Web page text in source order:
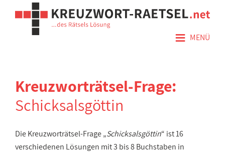
≡ MENÜ
Kreuzworträtsel-Frage:
Schicksalsgöttin
Die Kreuzworträtsel-Frage „Schicksalsgöttin“ ist 16
verschiedenen Lösungen mit 3 bis 8 Buchstaben in